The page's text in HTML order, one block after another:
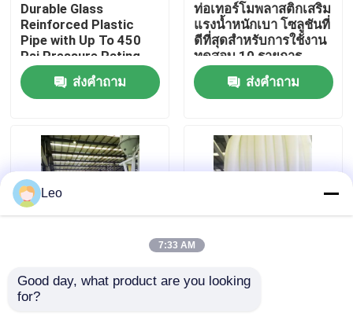
เกี่ยวกับเรา
ทัวร์โรงงาน
ติดต่อเรา
ข่าว
Durable Glass
Reinforced Plastic
Pipe with Up To 450
Psi Pressure Rating
and 000-hour
Hydrostatic Test
ส่งคำถาม
ท่อเทอร์โมพลาสติกเสริม
แรงน้ำหนักเบา โซลูชันที่
ดีที่สุดสำหรับการใช้งาน
ทดสอบ 10 รายการ
ส่งคำถาม
ท่อ RTP ป้องกันการขัด
ถู, ท่อไฟเบอร์กลาส
การขึ้นรูปท่อท่อพลาสติก
Leo
7:33 AM
Good day, what product are you looking
for?